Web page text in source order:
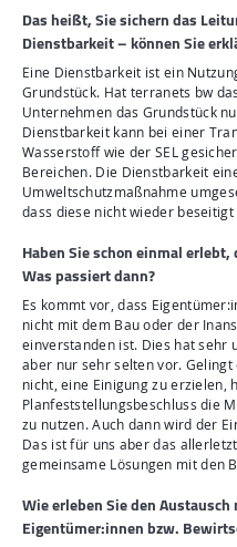
Das heißt, Sie sichern das
Dienstbarkeit – können Sie
Eine Dienstbarkeit ist ein
Grundstück. Hat terranets bw
Unternehmen das Grundstück
Dienstbarkeit kann bei einer
Wasserstoff wie der SEL
Bereichen. Die Dienstbarkeit
Umweltschutzmaßnahme
dass diese nicht wieder
Haben Sie schon einmal
Was passiert dann?
Es kommt vor, dass
nicht mit dem Bau oder der
einverstanden ist. Dies hat sehr
aber nur sehr selten vor.
nicht, eine Einigung zu erzielen,
Planfeststellungsbeschluss die
zu nutzen. Auch dann wird der
Das ist für uns aber das
gemeinsame Lösungen mit den
Wie erleben Sie den
Eigentümer:innen bzw.